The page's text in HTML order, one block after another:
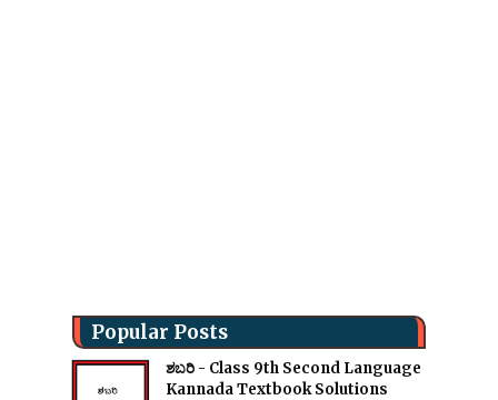
Popular Posts
ಶಬರಿ - Class 9th Second Language
Kannada Textbook Solutions